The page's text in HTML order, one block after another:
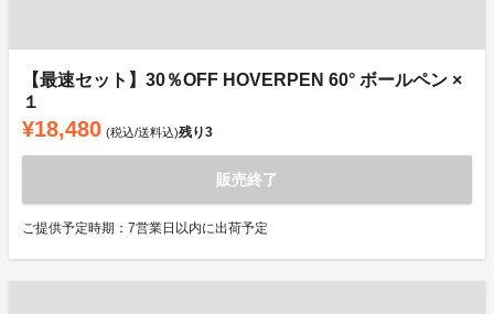
【最速セット】30％OFF HOVERPEN 60° ボールペン ×
１
¥18,480 (税込/送料込)残り3
販売終了
ご提供予定時期：7営業日以内に出荷予定